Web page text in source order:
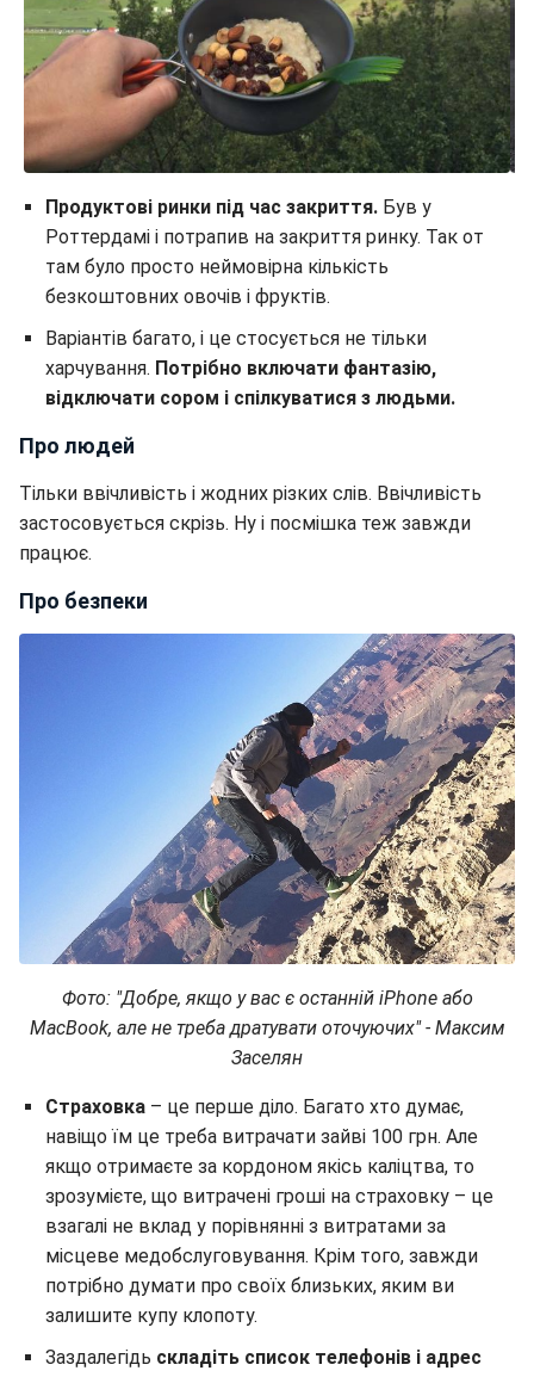
Продуктові ринки під час закриття. Був у
Роттердамі і потрапив на закриття ринку. Так от
там було просто неймовірна кількість
безкоштовних овочів і фруктів.
Варіантів багато, і це стосується не тільки
харчування. Потрібно включати фантазію,
відключати сором і спілкуватися з людьми.
Про людей
Тільки ввічливість і жодних різких слів. Ввічливість
застосовується скрізь. Ну і посмішка теж завжди
працює.
Про безпеки
Фото: "Добре, якщо у вас є останній iPhone або
MacBook, але не треба дратувати оточуючих" - Максим
Заселян
Страховка – це перше діло. Багато хто думає,
навіщо їм це треба витрачати зайві 100 грн. Але
якщо отримаєте за кордоном якісь каліцтва, то
зрозумієте, що витрачені гроші на страховку – це
взагалі не вклад у порівнянні з витратами за
місцеве медобслуговування. Крім того, завжди
потрібно думати про своїх близьких, яким ви
залишите купу клопоту.
Заздалегідь складіть список телефонів і адрес